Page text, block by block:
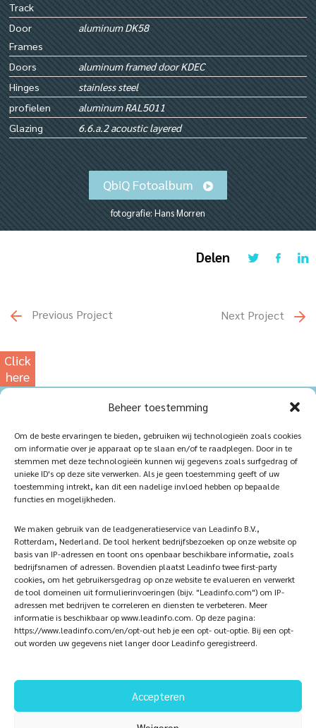
Beheer toestemming
Om de beste ervaringen te bieden, gebruiken wij technologieën zoals cookies
om informatie over je apparaat op te slaan en/of te raadplegen. Door in te
stemmen met deze technologieën kunnen wij gegevens zoals surfgedrag of
unieke ID's op deze site verwerken. Als je geen toestemming geeft of uw
toestemming intrekt, kan dit een nadelige invloed hebben op bepaalde
functies en mogelijkheden.
We maken gebruik van de leadgeneratieservice van Leadinfo B.V.,
Rotterdam, Nederland. De tool herkent bedrijfsbezoeken op onze website op
basis van IP-adressen en toont ons openbaar beschikbare informatie, zoals
bedrijfsnamen of adressen. Bovendien plaatst Leadinfo twee first-party
cookies, om het gebruikersgedrag op onze website te evalueren en verwerkt
de tool domeinen uit formulierinvoeringen (bijv. "Leadinfo.com") om IP-
adressen met bedrijven te correleren en diensten te verbeteren. Meer
informatie is beschikbaar op www.leadinfo.com. Op deze pagina:
https://www.leadinfo.com/en/opt-out heb je een opt- out-optie. Bij een opt-
out worden uw gegevens niet langer door Leadinfo geregistreerd.
Accepteren
Track
Door
Frames
aluminum DK58
Doors
aluminum framed door KDEC
Hinges
stainless steel
profielen
aluminum RAL5011
Glazing
6.6.a.2 acoustic layered
QbiQ Fotoalbum
fotografie: Hans Morren
Delen
Previous Project Next Project
Click
here
for
Home
Products
iQ Atelier
References
Sustainablility
Vacancies
Contact
Veelgestelde vragen
Follow Us Subscribe now!